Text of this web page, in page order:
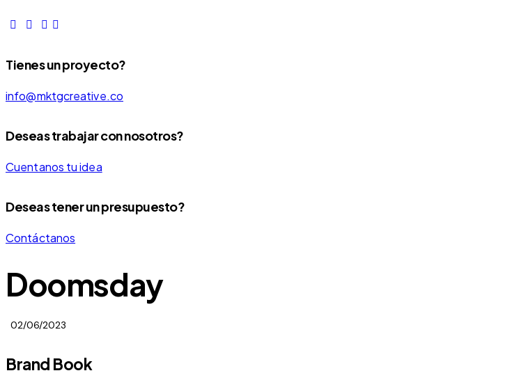
Tienes un proyecto?
info@mktgcreative.co
Deseas trabajar con nosotros?
Cuentanos tu idea
Deseas tener un presupuesto?
Contáctanos
Doomsday
02/06/2023
Brand Book